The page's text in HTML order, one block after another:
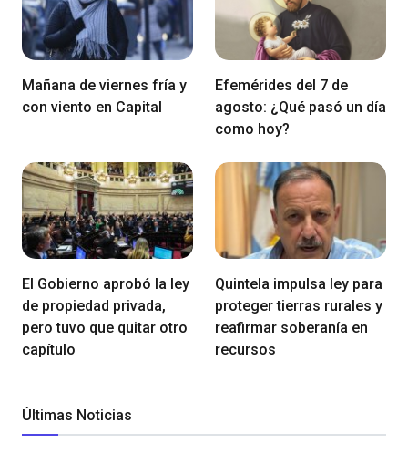
Mañana de viernes fría y
con viento en Capital
Efemérides del 7 de
agosto: ¿Qué pasó un día
como hoy?
El Gobierno aprobó la ley
de propiedad privada,
pero tuvo que quitar otro
capítulo
Quintela impulsa ley para
proteger tierras rurales y
reafirmar soberanía en
recursos
Últimas Noticias